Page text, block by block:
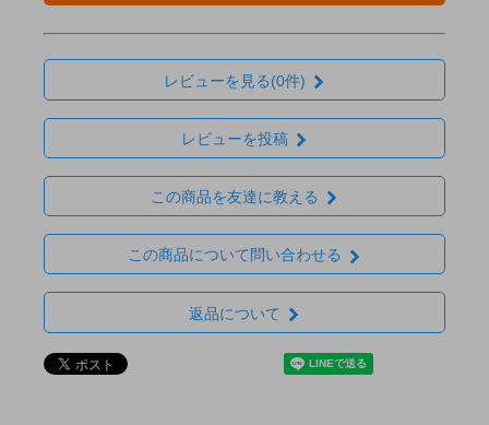
レビューを見る(0件)
レビューを投稿
この商品を友達に教える
この商品について問い合わせる
返品について